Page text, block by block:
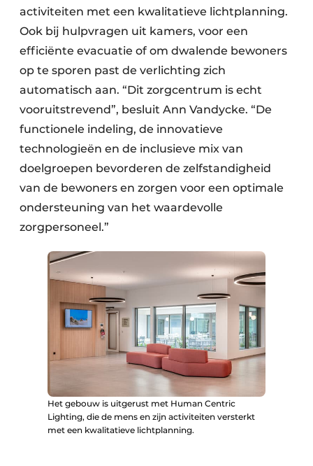
activiteiten met een kwalitatieve lichtplanning.
Ook bij hulpvragen uit kamers, voor een
efficiënte evacuatie of om dwalende bewoners
op te sporen past de verlichting zich
automatisch aan. “Dit zorgcentrum is echt
vooruitstrevend”, besluit Ann Vandycke. “De
functionele indeling, de innovatieve
technologieën en de inclusieve mix van
doelgroepen bevorderen de zelfstandigheid
van de bewoners en zorgen voor een optimale
ondersteuning van het waardevolle
zorgpersoneel.”
Het gebouw is uitgerust met Human Centric
Lighting, die de mens en zijn activiteiten versterkt
met een kwalitatieve lichtplanning.